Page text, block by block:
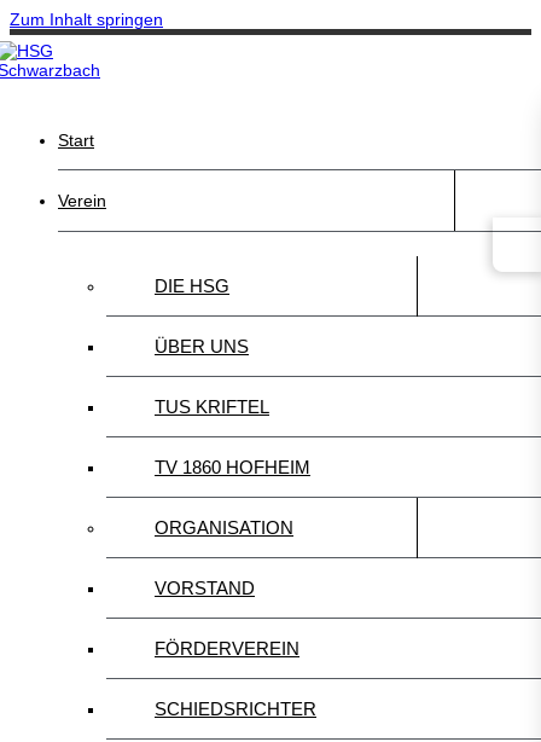
Zum Inhalt springen
Start
Verein
DIE HSG
ÜBER UNS
TUS KRIFTEL
TV 1860 HOFHEIM
ORGANISATION
VORSTAND
FÖRDERVEREIN
SCHIEDSRICHTER